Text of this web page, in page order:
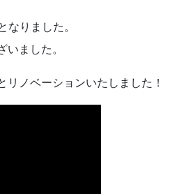
りました。
ました。
ノベーションいたしました！